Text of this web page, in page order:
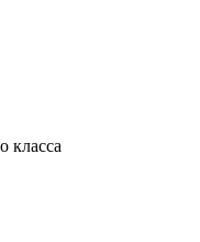
класса